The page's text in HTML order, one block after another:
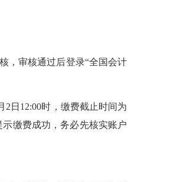
，审核通过后登录“全国会计
2 日 12:00时，缴费截止时间为
缴费成功，务必先核实账户